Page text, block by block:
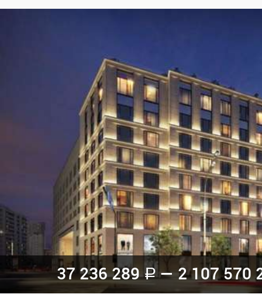
37 236 289a— 2 107 570